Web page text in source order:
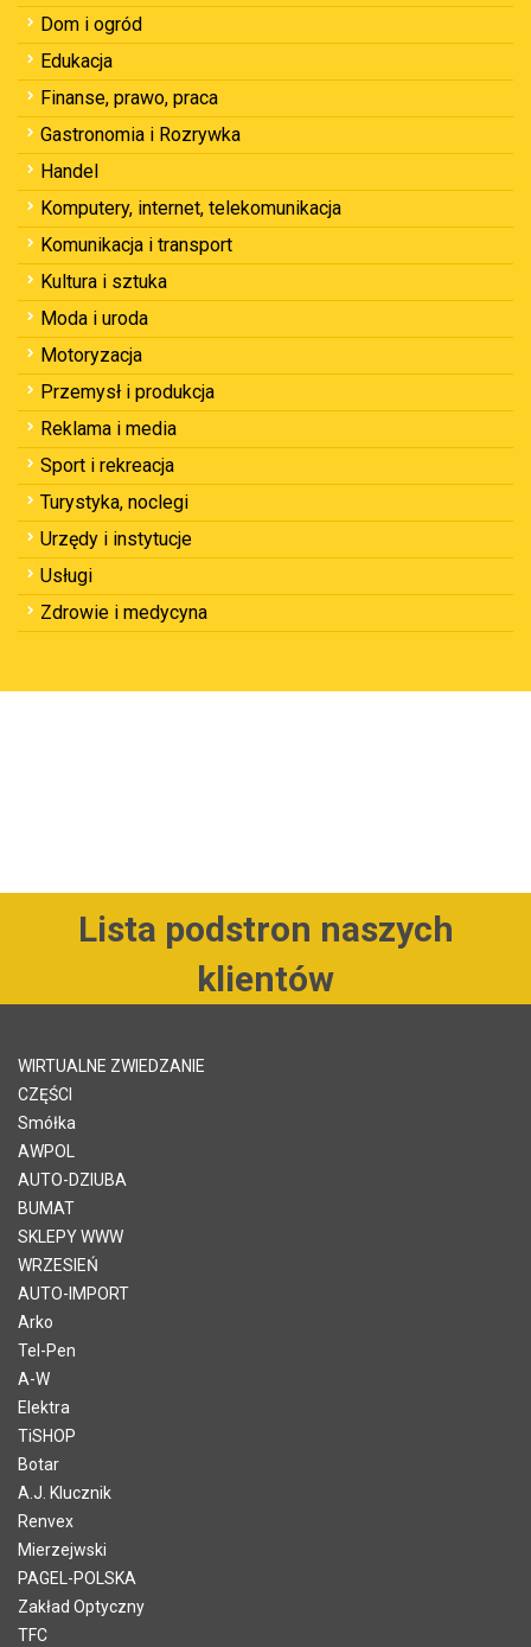
Dom i ogród
Edukacja
Finanse, prawo, praca
Gastronomia i Rozrywka
Handel
Komputery, internet, telekomunikacja
Komunikacja i transport
Kultura i sztuka
Moda i uroda
Motoryzacja
Przemysł i produkcja
Reklama i media
Sport i rekreacja
Turystyka, noclegi
Urzędy i instytucje
Usługi
Zdrowie i medycyna
Lista podstron naszych
klientów
WIRTUALNE ZWIEDZANIE
CZĘŚCI
Smółka
AWPOL
AUTO-DZIUBA
BUMAT
SKLEPY WWW
WRZESIEŃ
AUTO-IMPORT
Arko
Tel-Pen
A-W
Elektra
TiSHOP
Botar
A.J. Klucznik
Renvex
Mierzejwski
PAGEL-POLSKA
Zakład Optyczny
TFC